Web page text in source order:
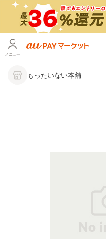
メニュー
もったいない本舗